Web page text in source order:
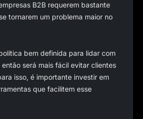
B2B requerem bastante
tornarem um problema maior no
bem definida para lidar com
será mais fácil evitar clientes
isso, é importante investir em
que facilitem esse